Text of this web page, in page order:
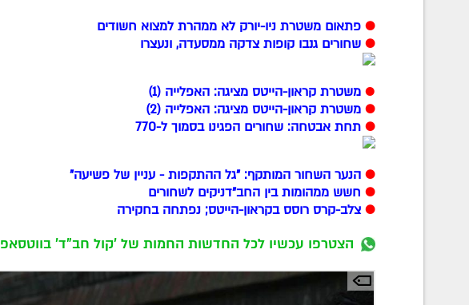
● פתאום משטרת ניו-יורק לא ממהרת למצוא חשודים
●שחורים גנבו קופות צדקה ממסעדה, ונעצרו
● משטרת קראון-הייטס מציגה: האפלייה (1)
●משטרת קראון-הייטס מציגה: האפלייה (2)
●תחת אבטחה: שחורים הפגינו בסמוך ל-770
●הנער השחור המותקף: "גל ההתקפות - עניין של פשיעה"
● חשש ממהומות בין החב"דניקים לשחורים
●צלב-קרס רוסס בקראון-הייטס; נפתחה בחקירה
הצטרפו עכשיו לכל החדשות החמות של 'קול חב"ד' בווטסאפ